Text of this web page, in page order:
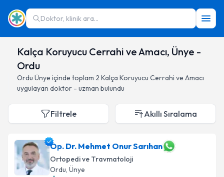
Doktor, klinik ara...
Kalça Koruyucu Cerrahi ve Amacı, Ünye -
Ordu
Ordu Ünye içinde toplam 2 Kalça Koruyucu Cerrahi ve Amacı
uygulayan doktor - uzman bulundu
Filtrele Akıllı Sıralama
Op. Dr. Mehmet Onur Sarıhan
Ortopedi ve Travmatoloji
Ordu, Ünye